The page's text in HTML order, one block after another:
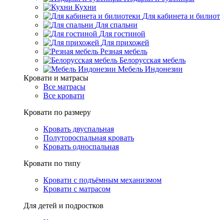
Кухни
Для кабинета и
Для спальни
Для гостиной
Для прихожей
Резная мебель
Белорусская мебель
Мебель Индонезии
Кровати и матрасы
Все матрасы
Все кровати
Кровати по размеру
Кровать двуспальная
Полутороспальная кровать
Кровать односпальная
Кровати по типу
Кровати с подъёмным механизмом
Кровати с матрасом
Для детей и подростков